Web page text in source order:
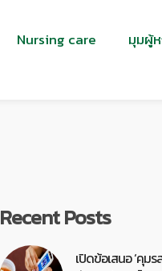
Nursing care มุมผู้
Recent Posts
เปิดข้อเสนอ ‘คุมร